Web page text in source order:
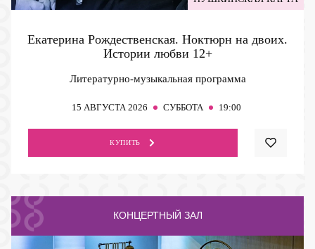
Екатерина Рождественская. Ноктюрн на двоих.
Истории любви 12+
Литературно-музыкальная программа
15 АВГУСТА 2026 СУББОТА 19:00
КУПИТЬ
КОНЦЕРТНЫЙ ЗАЛ